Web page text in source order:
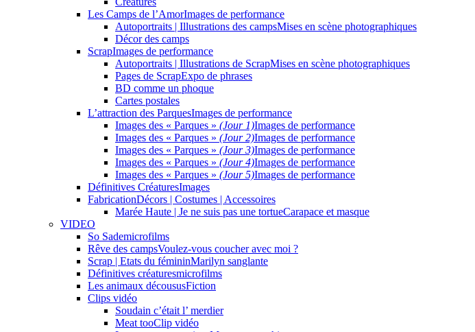
Les Camps de l’AmorImages de performance
Autoportraits | Illustrations des campsMises en scène photographiques
Décor des camps
ScrapImages de performance
Autoportraits | Illustrations de ScrapMises en scène photographiques
Pages de ScrapExpo de phrases
BD comme un phoque
Cartes postales
L’attraction des ParquesImages de performance
Images des « Parques » (Jour 1)Images de performance
Images des « Parques » (Jour 2)Images de performance
Images des « Parques » (Jour 3)Images de performance
Images des « Parques » (Jour 4)Images de performance
Images des « Parques » (Jour 5)Images de performance
Définitives CréaturesImages
FabricationDécors | Costumes | Accessoires
Marée Haute | Je ne suis pas une tortueCarapace et masque
VIDEO
So Sademicrofilms
Rêve des campsVoulez-vous coucher avec moi ?
Scrap | Etats du fémininMarilyn sanglante
Définitives créaturesmicrofilms
Les animaux décoususFiction
Clips vidéo
Soudain c’était l’ merdier
Meat tooClip vidéo